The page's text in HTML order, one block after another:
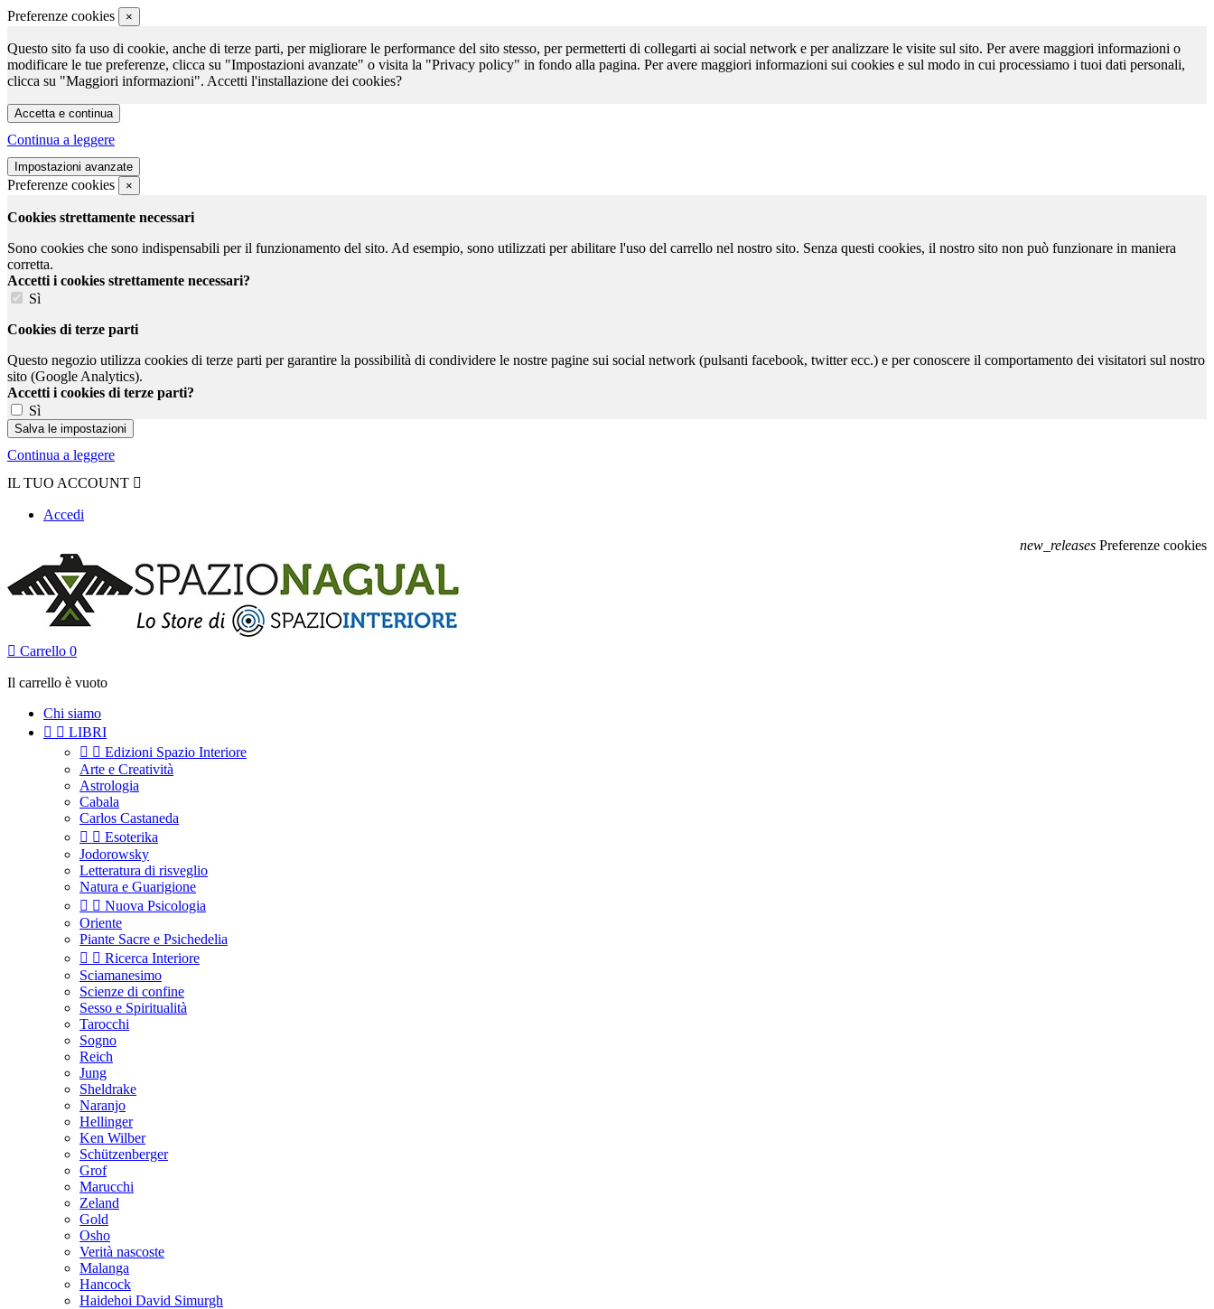
Preferenze cookies ×
Questo sito fa uso di cookie, anche di terze parti, per migliorare le performance del sito stesso, per permetterti di collegarti ai social network e per analizzare le visite sul sito. Per avere maggiori informazioni o
modificare le tue preferenze, clicca su "Impostazioni avanzate" o visita la "Privacy policy" in fondo alla pagina. Per avere maggiori informazioni sui cookies e sul modo in cui processiamo i tuoi dati personali,
clicca su "Maggiori informazioni". Accetti l'installazione dei cookies?
Continua a leggere
Preferenze cookies ×
Cookies strettamente necessari
Sono cookies che sono indispensabili per il funzionamento del sito. Ad esempio, sono utilizzati per abilitare l'uso del carrello nel nostro sito. Senza questi cookies, il nostro sito non può funzionare in maniera
corretta.
Accetti i cookies strettamente necessari?
Sì
Cookies di terze parti
Questo negozio utilizza cookies di terze parti per garantire la possibilità di condividere le nostre pagine sui social network (pulsanti facebook, twitter ecc.) e per conoscere il comportamento dei visitatori sul nostro
sito (Google Analytics).
Accetti i cookies di terze parti?
Sì
Continua a leggere
IL TUO ACCOUNT 
Accedi
new_releases Preferenze cookies
 Carrello 0
Il carrello è vuoto
Chi siamo
  LIBRI
  Edizioni Spazio Interiore
Arte e Creatività
Astrologia
Cabala
Carlos Castaneda
  Esoterika
Jodorowsky
Letteratura di risveglio
Natura e Guarigione
  Nuova Psicologia
Oriente
Piante Sacre e Psichedelia
  Ricerca Interiore
Sciamanesimo
Scienze di confine
Sesso e Spiritualità
Tarocchi
Sogno
Reich
Jung
Sheldrake
Naranjo
Hellinger
Ken Wilber
Schützenberger
Grof
Marucchi
Zeland
Gold
Osho
Verità nascoste
Malanga
Hancock
Haidehoi David Simurgh